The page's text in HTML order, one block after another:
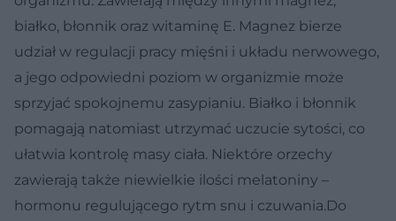
białko, błonnik oraz witaminę E. Magnez bierze
udział w regulacji pracy mięśni i układu nerwowego,
a jego odpowiedni poziom w organizmie może
sprzyjać spokojnemu zasypianiu. Białko i błonnik
pomagają natomiast utrzymać uczucie sytości, co
ułatwia kontrolę masy ciała. Niektóre orzechy
zawierają także niewielkie ilości melatoniny –
hormonu regulującego rytm snu i czuwania.Do